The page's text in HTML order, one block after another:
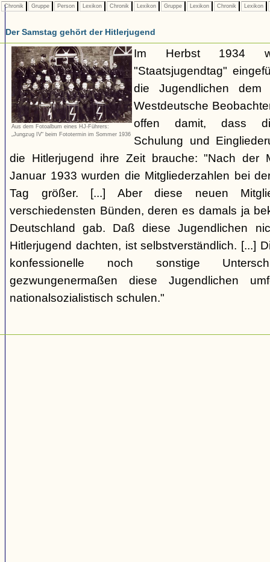
Chronik Gruppe Person Lexikon Chronik Lexikon Gruppe Lexikon Chronik Lexikon
Der Samstag gehört der Hitlerjugend
Aus dem Fotoalbum eines HJ-Führers:
„Jungzug IV“ beim Fototermin im Sommer 1936
Im Herbst 1934
"Staatsjugendtag"
die Jugendlichen dem
Westdeutsche
offen damit, dass
Schulung und
die Hitlerjugend ihre Zeit brauche: "Nach der
Januar 1933 wurden die Mitgliederzahlen bei
Tag größer. [...] Aber diese neuen
verschiedensten Bünden, deren es damals ja
Deutschland gab. Daß diese Jugendlichen
Hitlerjugend dachten, ist selbstverständlich. [...]
konfessionelle noch sonstige
gezwungenermaßen diese Jugendlichen
nationalsozialistisch schulen."